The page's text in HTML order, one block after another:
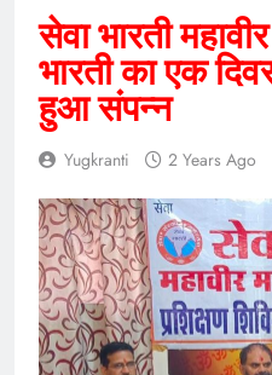
सेवा भारती
भारती का एक
हुआ संपन्न
Yugkranti 2 Years Ago